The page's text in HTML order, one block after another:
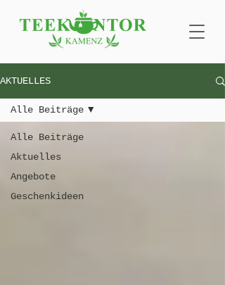
AKTUELLES
Alle Beiträge
Aktuelles
Angebote
Geschenkideen
Alle Beiträge